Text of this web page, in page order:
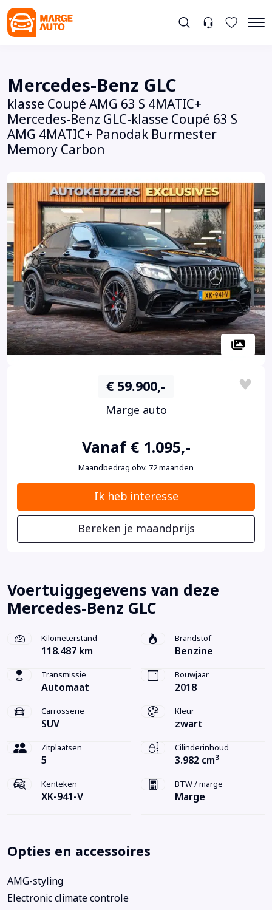
Mercedes-Benz GLC
klasse Coupé AMG 63 S 4MATIC+
Mercedes-Benz GLC-klasse Coupé 63 S
AMG 4MATIC+ Panodak Burmester
Memory Carbon
€ 59.900,-
Marge auto
Vanaf € 1.095,-
Maandbedrag obv. 72 maanden
Ik heb interesse
Bereken je maandprijs
Voertuiggegevens van deze
Mercedes-Benz GLC
Kilometerstand
118.487 km
Brandstof
Benzine
Transmissie
Automaat
Bouwjaar
2018
Carrosserie
SUV
Kleur
zwart
Zitplaatsen
5
Cilinderinhoud
3.982 cm3
Kenteken
XK-941-V
BTW / marge
Marge
Opties en accessoires
AMG-styling
Electronic climate controle